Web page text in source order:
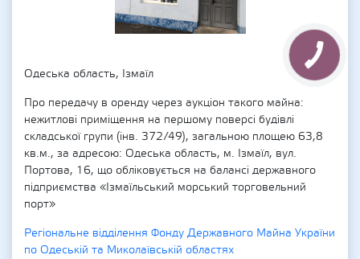
Одеська область, Ізмаїл
Про передачу в оренду через аукціон такого майна:
нежитлові приміщення на першому поверсі будівлі
складської групи (інв. 372/49), загальною площею 63,8
кв.м., за адресою: Одеська область, м. Ізмаїл, вул.
Портова, 16, що обліковується на балансі державного
підприємства «Ізмаїльський морський торговельний
порт»
Регіональне відділення Фонду Державного Майна України
по Одеській та Миколаївській областях